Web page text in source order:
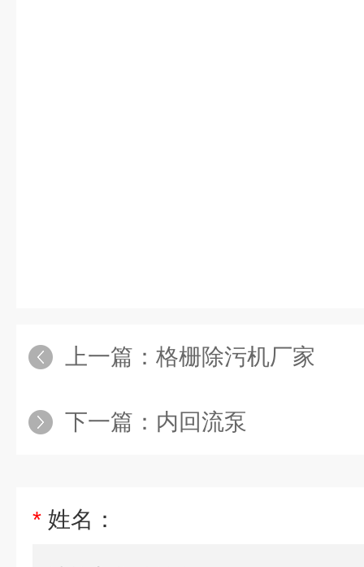
上一篇： 格栅除污机厂家
下一篇： 内回流泵
* 姓名：